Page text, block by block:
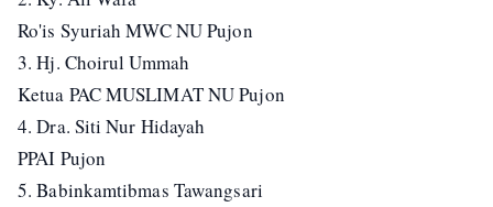
Ro'is Syuriah MWC NU Pujon
3. Hj. Choirul Ummah
Ketua PAC MUSLIMAT NU Pujon
4. Dra. Siti Nur Hidayah
PPAI Pujon
5. Babinkamtibmas Tawangsari